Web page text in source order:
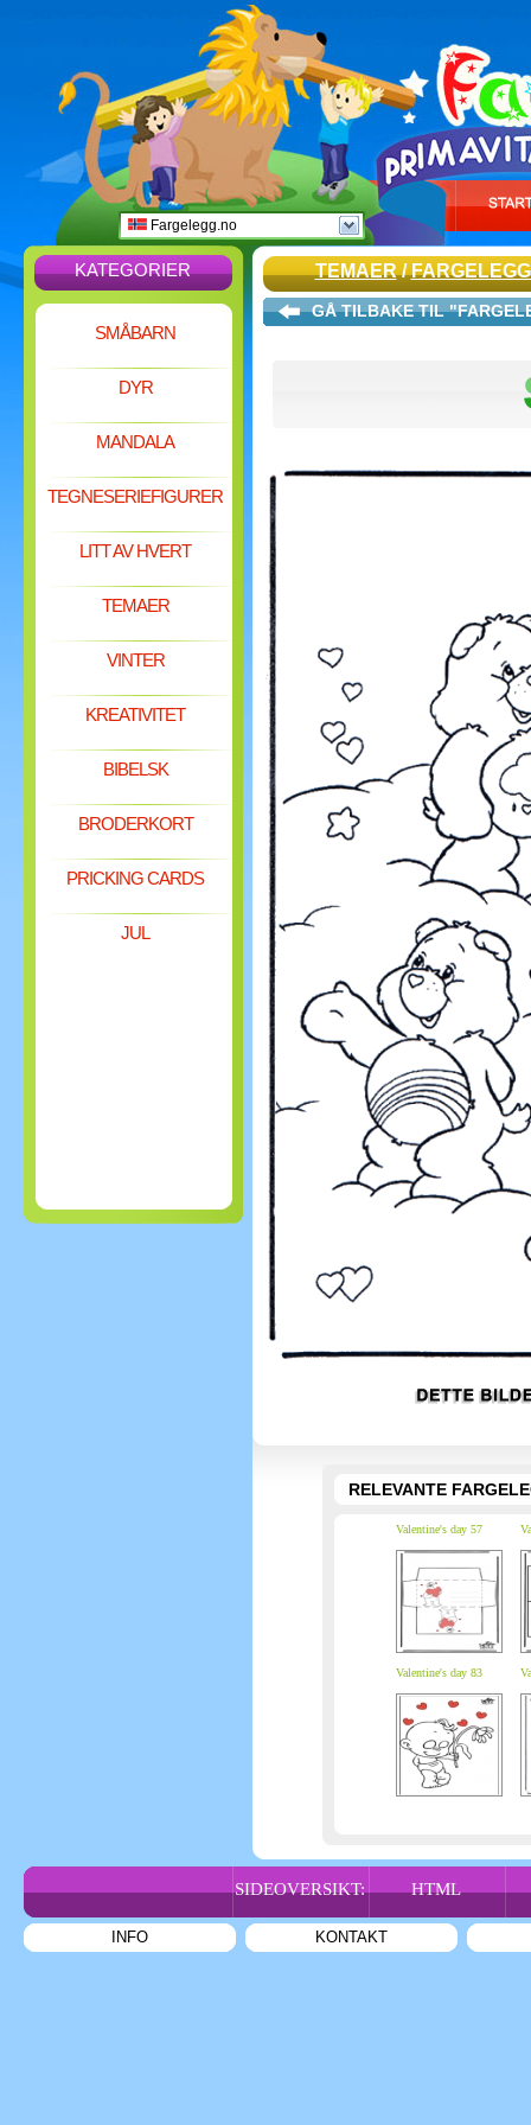
Fargelegg.no
KATEGORIER
SMÅBARN
DYR
MANDALA
TEGNESERIEFIGURER
LITT AV HVERT
TEMAER
VINTER
KREATIVITET
BIBELSK
BRODERKORT
PRICKING CARDS
JUL
TEMAER/
GÅ TILBAKE TIL
RELEVANTE
Valentine's day 57
Valentine's day 83
SIDEOVERSIKT: HTML
INFO KONTAKT